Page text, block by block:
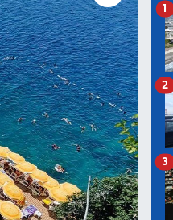
1
2
3